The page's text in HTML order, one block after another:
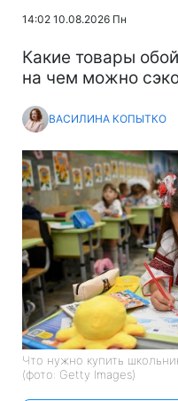
14:02 10.08.2026 Пн
Какие товары
на чем можно
ВАСИЛИНА КОПЫТКО
Что нужно купить
(фото: Getty Images)